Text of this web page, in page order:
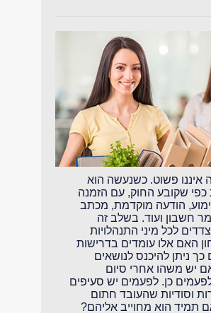
איננו פשוט. כשנעשה הוא
כפי שקובע החוק, עם הזמנה
הודעה מוקדמת, מכתב
חשבון ועוד. בשלב זה
לכל מיני התנהלויות
האם אלו עומדים בדרישות
ניתן להיכנס לנושאים
יש משהו אחרי סיום
כן. לפעמים יש סעיפים
וסודיות שהעובד חתום
תמיד הוא מחוייב אליהם?